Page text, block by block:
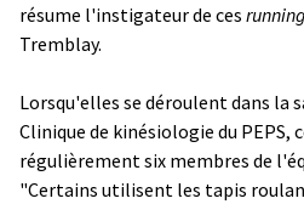
résume l'instigateur de ces
Tremblay.
Lorsqu'elles se déroulent dans la
Clinique de kinésiologie du PEPS,
régulièrement six membres de
"Certains utilisent les tapis